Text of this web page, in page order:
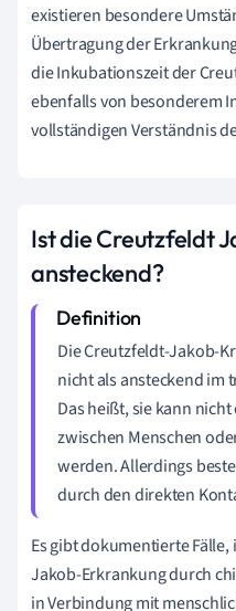
existieren besondere
Übertragung der
die Inkubationszeit der
ebenfalls von besonderem
vollständigen Verständnis
Ist die Creutzfeldt
ansteckend?
Die Creutzfeldt-Jakob-
nicht als ansteckend im
Das heißt, sie kann
zwischen Menschen
werden. Allerdings
durch den direkten
Es gibt dokumentierte
Jakob-Erkrankung durch
in Verbindung mit